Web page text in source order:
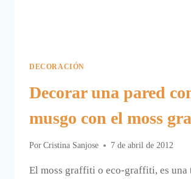
DECORACIÓN
Decorar una pared
musgo con el moss
Por Cristina Sanjose 7 de abril de 2012
El moss graffiti o eco-graffiti, es una